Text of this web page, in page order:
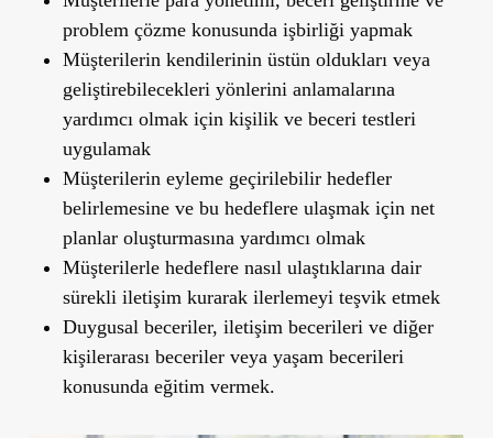
problem çözme konusunda işbirliği yapmak
Müşterilerin kendilerinin üstün oldukları veya
geliştirebilecekleri yönlerini anlamalarına
yardımcı olmak için kişilik ve beceri testleri
uygulamak
Müşterilerin eyleme geçirilebilir hedefler
belirlemesine ve bu hedeflere ulaşmak için net
planlar oluşturmasına yardımcı olmak
Müşterilerle hedeflere nasıl ulaştıklarına dair
sürekli iletişim kurarak ilerlemeyi teşvik etmek
Duygusal beceriler, iletişim becerileri ve diğer
kişilerarası beceriler veya yaşam becerileri
konusunda eğitim vermek.